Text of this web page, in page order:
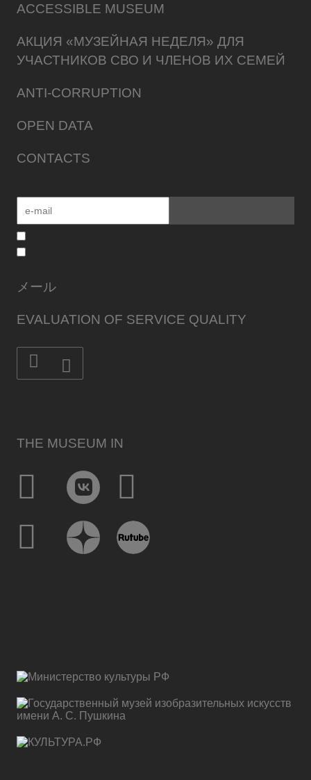
ACCESSIBLE MUSEUM
АКЦИЯ «МУЗЕЙНАЯ НЕДЕЛЯ» ДЛЯ
УЧАСТНИКОВ СВО И ЧЛЕНОВ ИХ СЕМЕЙ
ANTI-CORRUPTION
OPEN DATA
CONTACTS
THE MUSEUM IN
メール
EVALUATION OF SERVICE QUALITY